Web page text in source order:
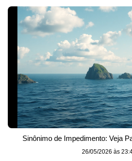
Sinônimo de Impedimento: Veja
26/05/2026 às